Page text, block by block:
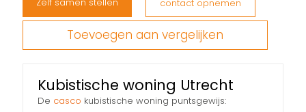
contact opnemen
Toevoegen aan vergelijken
Kubistische woning Utrecht
De casco kubistische woning puntsgewijs: